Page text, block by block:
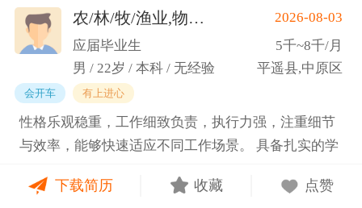
基金项目以及国家重大课题项目申报书的撰写。
（2）沟通能力强，2023年9月-2024年6月在研究生管
理办公室担任助管，主要负责硕士、博士研究生开
题、预答辩和正式答辩答辩秘书工作，同时负责研究
生入学复试相关工作，研究生日常事务管理工作，与
老师和同学多方沟通协调；2025年4月-2025年7月在
图书馆信息处担任助管，主要负责毕业生论文查重、
上传，毕业生信息核对，以及协助图书馆老师与学生
沟通举办各种活动。 （3）组织管理能力强，在读期
农/林/牧/渔业,物业管理,环保,物流/仓储,人事/行政/后勤
2026-08-03
应届毕业生
5千~8千/月
男 / 22岁 / 本科 / 无经验
平遥县,中原区
会开车 有上进心
性格乐观稳重，工作细致负责，执行力强，注重细节
与效率，能够快速适应不同工作场景。 具备扎实的学
路与良好的问题处理意识。 拥有较强的团队协作与跨
下载简历 收藏 点赞